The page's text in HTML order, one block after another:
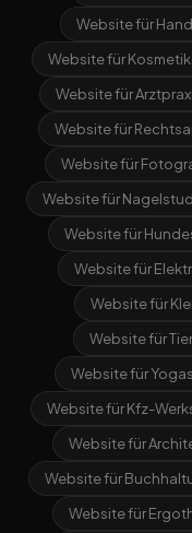
Website für
Website für
Website für
Website für
Website für
Website für
Website für
Website für
Website für
Website für
Website für
Website für Kfz-
Website für
Website für
Website für